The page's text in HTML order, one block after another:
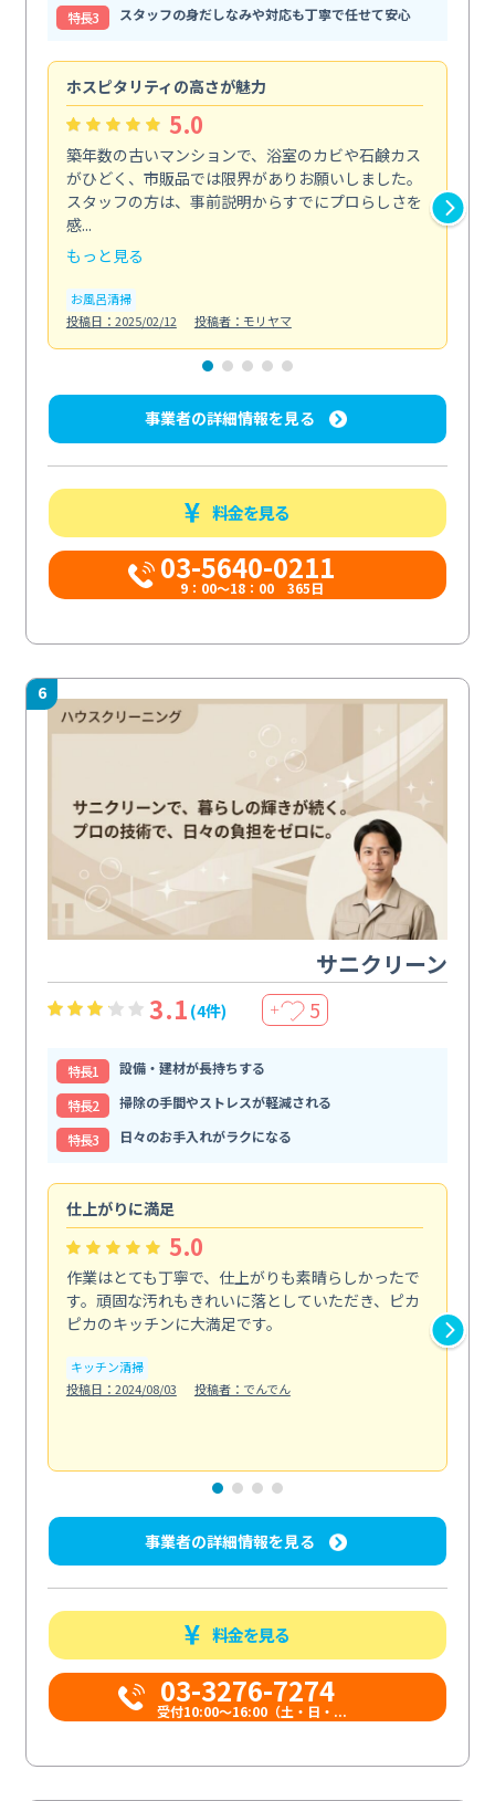
特⻑3
スタッフの身だしなみや対応も丁寧で任せて安心
ホスピタリティの高さが魅力
5.0
築年数の古いマンションで、浴室のカビや石鹸カス
がひどく、市販品では限界がありお願いしました。
スタッフの方は、事前説明からすでにプロらしさを
感...
もっと見る
お風呂清掃
投稿日：2025/02/12
投稿者：モリヤマ
事業者の詳細情報を見る
料金を見る
03-5640-0211
9：00～18：00 365日
6
サニクリーン
3.1 (4件) ＋ 5
特⻑1
設備・建材が長持ちする
特⻑2
掃除の手間やストレスが軽減される
特⻑3
日々のお手入れがラクになる
仕上がりに満足
5.0
作業はとても丁寧で、仕上がりも素晴らしかったで
す。頑固な汚れもきれいに落としていただき、ピカ
ピカのキッチンに大満足です。
キッチン清掃
投稿日：2024/08/03
投稿者：でんでん
事業者の詳細情報を見る
料金を見る
03-3276-7274
受付10:00〜16:00（土・日・...